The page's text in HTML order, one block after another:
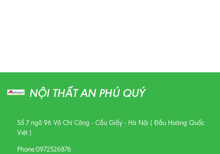
NỘI THẤT AN PHÚ QUÝ
Số 7 ngõ 96 Võ Chí Công - Cầu Giấy - Hà Nội ( Đầu Hoàng Quốc
Việt )
Phone:0972526876